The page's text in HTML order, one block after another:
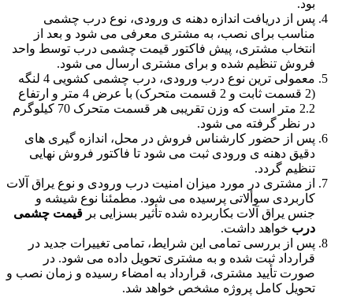
بود.
پس از دریافت اندازه دهنه ی ورودی، نوع درب چشمی
مناسب برای نصب، به مشتری معرفی می شود و بعد از
انتخاب مشتری، پیش فاکتور قیمت چشمی درب توسط واحد
فروش تنظیم شده و برای مشتری ارسال می شود.
معمولی ترین نوع درب ورودی، درب چشمی کشویی 4 لنگه
(2 قسمت ثابت و 2 قسمت متحرک) با عرض 4 متر و ارتفاع
2.2 متر است که وزن تقریبی هر قسمت متحرک 70 کیلوگرم
در نظر گرفته می شود.
پس از حضور کارشناس فروش در محل، اندازه گیری های
دقیق دهنه ی ورودی ثبت می شود تا فاکتور فروش نهایی
تنظیم گردد.
از مشتری در مورد میزان امنیت درب ورودی و نوع یراق آلات
کاربردی سوألاتی پرسیده می شود. مطمئنا نوع شیشه و
جنس یراق آلات بکاربرده شده تأثیر بسزایی بر قیمت چشمی
درب خواهد داشت.
پس از بررسی تمامی این شرایط، تمامی تغییرات جدید در
قرارداد ثبت شده و به مشتری تحویل داده می شود. در
صورت تأیید مشتری، قرارداد به امضاء رسیده و زمان نصب و
تحویل کامل پروژه مشخص خواهد شد.